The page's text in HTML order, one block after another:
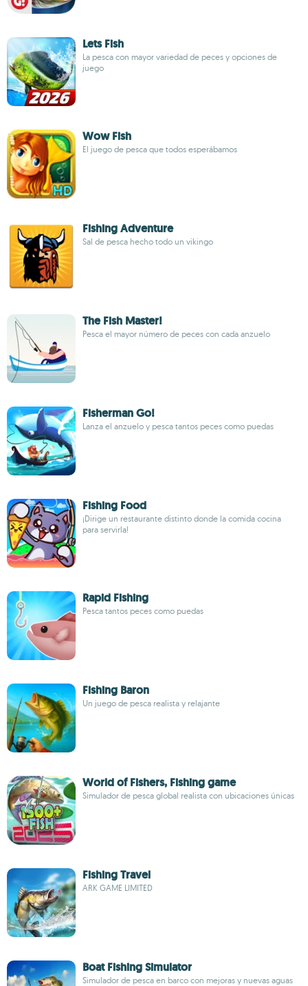
Lets Fish
La pesca con mayor variedad de peces y opciones de
juego
Wow Fish
El juego de pesca que todos esperábamos
Fishing Adventure
Sal de pesca hecho todo un vikingo
The Fish Master!
Pesca el mayor número de peces con cada anzuelo
Fisherman Go!
Lanza el anzuelo y pesca tantos peces como puedas
Fishing Food
¡Dirige un restaurante distinto donde la comida cocina
para servirla!
Rapid Fishing
Pesca tantos peces como puedas
Fishing Baron
Un juego de pesca realista y relajante
World of Fishers, Fishing game
Simulador de pesca global realista con ubicaciones únicas
Fishing Travel
ARK GAME LIMITED
Boat Fishing Simulator
Simulador de pesca en barco con mejoras y nuevas aguas